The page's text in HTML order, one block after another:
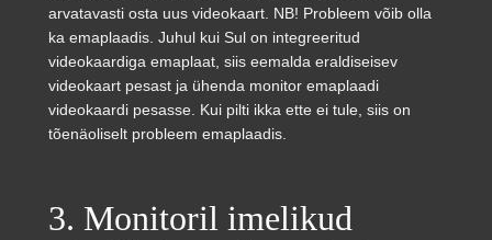
arvatavasti osta uus videokaart. NB! Probleem võib olla
ka emaplaadis. Juhul kui Sul on integreeritud
videokaardiga emaplaat, siis eemalda eraldiseisev
videokaart pesast ja ühenda monitor emaplaadi
videokaardi pesasse. Kui pilti ikka ette ei tule, siis on
tõenäoliselt probleem emaplaadis.
3. Monitoril imelikud